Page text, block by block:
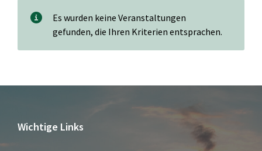
Es wurden keine Veranstaltungen
gefunden, die Ihren Kriterien entsprachen.
Wichtige Links